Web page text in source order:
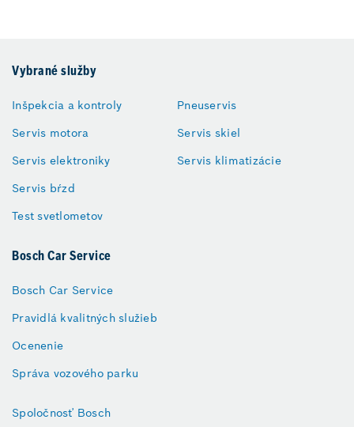
Vybrané služby
Inšpekcia a kontroly
Servis motora
Servis elektroniky
Servis bŕzd
Test svetlometov
Pneuservis
Servis skiel
Servis klimatizácie
Bosch Car Service
Bosch Car Service
Pravidlá kvalitných služieb
Ocenenie
Správa vozového parku
Spoločnosť Bosch